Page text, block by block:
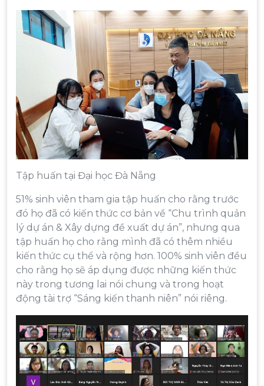
Tập huấn tại Đại học Đà Nẵng
51% sinh viên tham gia tập huấn cho rằng trước
đó họ đã có kiến thức cơ bản về “Chu trình quản
lý dự án & Xây dựng đề xuất dự án”, nhưng qua
tập huấn họ cho rằng mình đã có thêm nhiều
kiến thức cụ thể và rộng hơn. 100% sinh viên đều
cho rằng họ sẽ áp dụng được những kiến thức
này trong tương lai nói chung và trong hoạt
động tài trợ “Sáng kiến thanh niên” nói riêng.